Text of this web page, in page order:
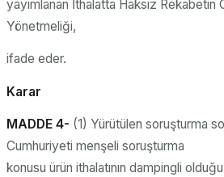
yayımlanan İthalatta Haksız Rekabetin
Yönetmeliği,
ifade eder.
Karar
MADDE 4- (1) Yürütülen soruşturma
Cumhuriyeti menşeli soruşturma
konusu ürün ithalatının dampingli